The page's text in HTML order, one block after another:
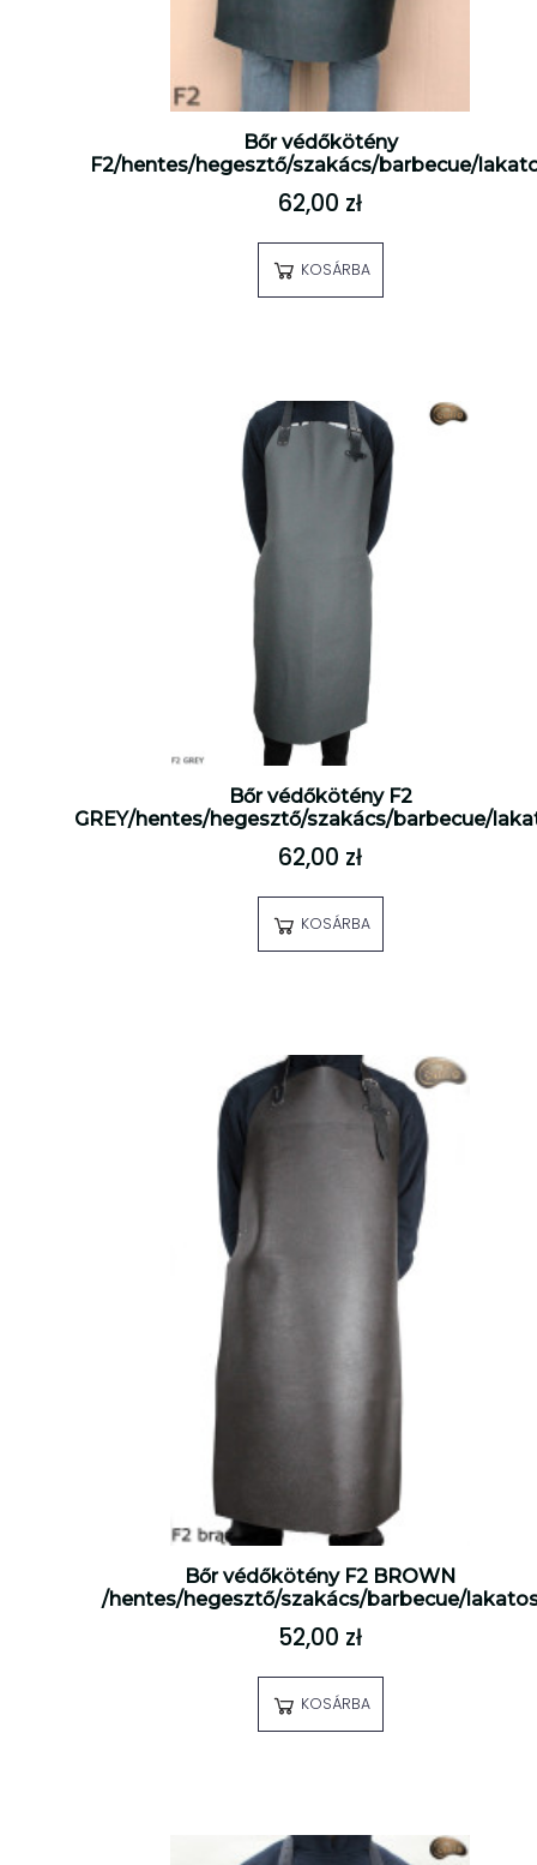
Bőr védőkötény
F2/hentes/hegesztő/szakács/barbecue/
62,00 zł
KOSÁRBA
Bőr védőkötény F2
GREY/hentes/hegesztő/szakács/barbecue/
62,00 zł
KOSÁRBA
Bőr védőkötény F2 BROWN
/hentes/hegesztő/szakács/barbecue/
52,00 zł
KOSÁRBA